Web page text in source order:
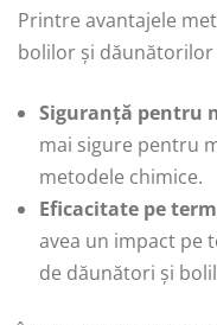
Printre avantajele
bolilor și dăunătorilor
Siguranță pentru
mai sigure pentru
metodele chimice.
Eficacitate pe
avea un impact pe
de dăunători și